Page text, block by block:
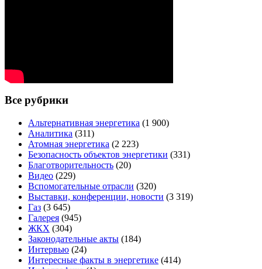
Все рубрики
Альтернативная энергетика (1 900)
Аналитика (311)
Атомная энергетика (2 223)
Безопасность объектов энергетики (331)
Благотворительность (20)
Видео (229)
Вспомогательные отрасли (320)
Выставки, конференции, новости (3 319)
Газ (3 645)
Галерея (945)
ЖКХ (304)
Законодательные акты (184)
Интервью (24)
Интересные факты в энергетике (414)